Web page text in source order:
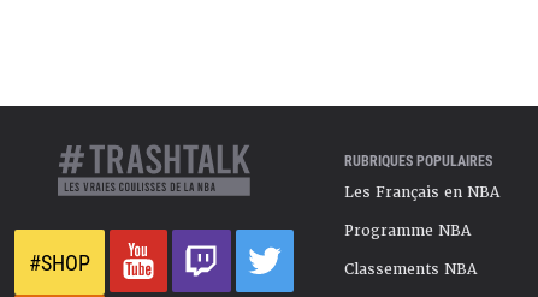
#SHOP
RUBRIQUES POPULAIRES
Les Français en NBA
Programme NBA
Classements NBA